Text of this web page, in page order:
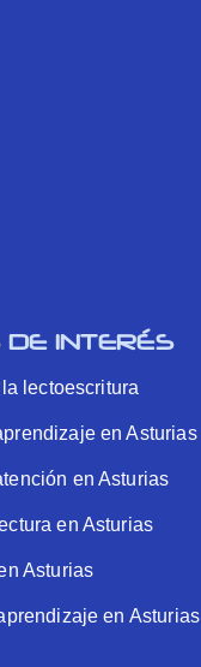
INTERÉS
lectoescritura
en Asturias
en Asturias
en Asturias
Asturias
en Asturias